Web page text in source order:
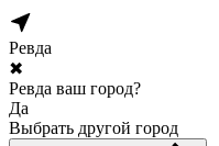
Ревда
✖
Ревда ваш город?
Да
Выбрать другой город